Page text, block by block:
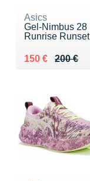
Asics
Gel-Nimbus 28
Runrise Runset
200 €
Au lieu de 200 €
150 €
Vendu 150 €